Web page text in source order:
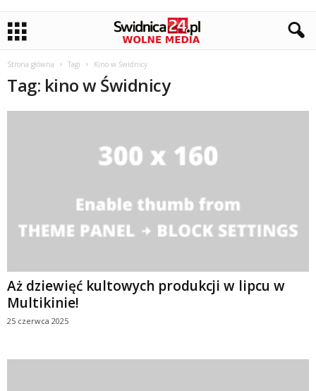
Strona główna Tagi Kino w Świdnicy
Tag: kino w Świdnicy
Aż dziewięć kultowych produkcji w lipcu w
Multikinie!
25 czerwca 2025